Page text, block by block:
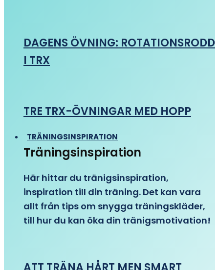
DAGENS ÖVNING: ROTATIONSRODD
I TRX
TRE TRX-ÖVNINGAR MED HOPP
TRÄNINGSINSPIRATION
Träningsinspiration
Här hittar du tränigsinspiration,
inspiration till din träning. Det kan vara
allt från tips om snygga träningskläder,
till hur du kan öka din tränigsmotivation!